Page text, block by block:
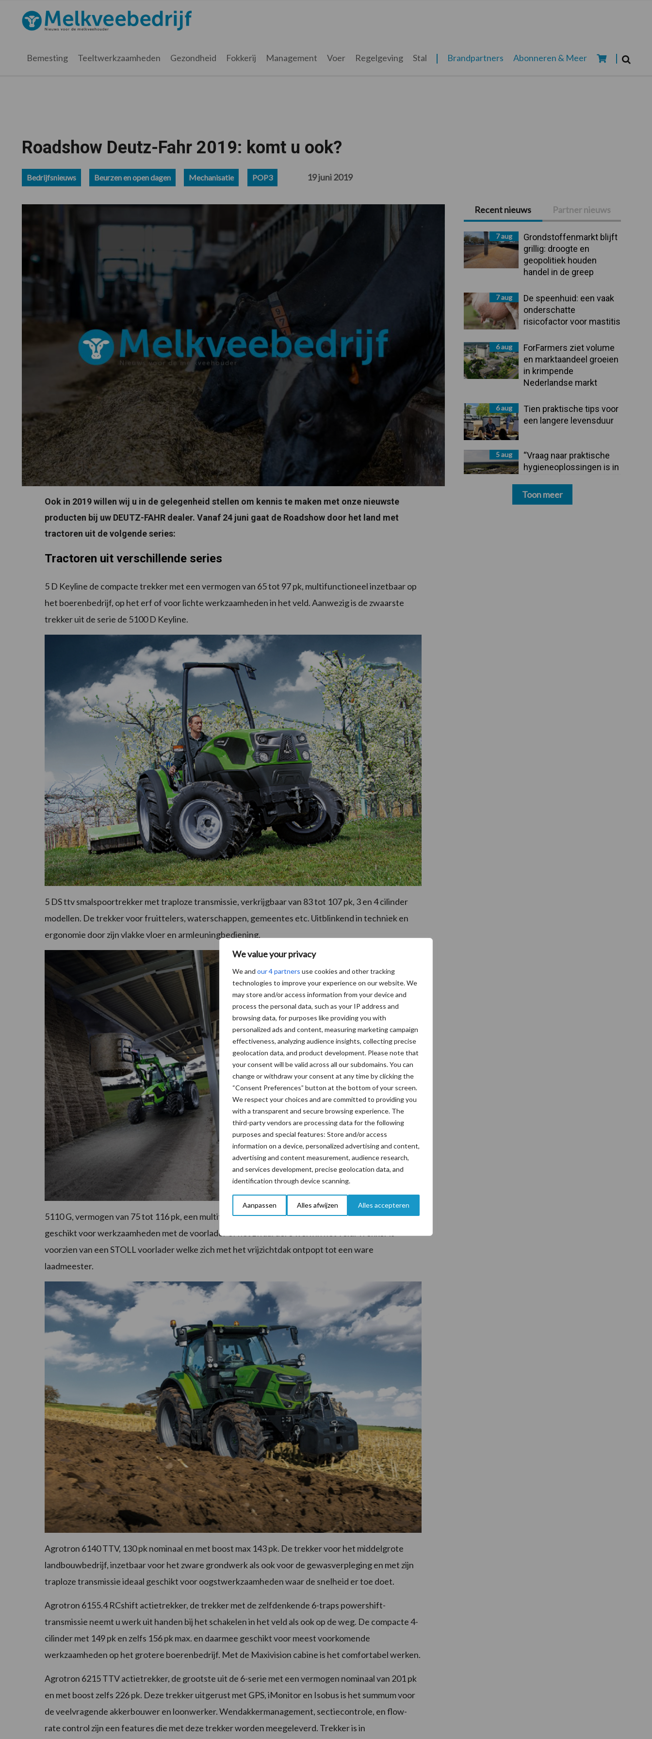
We value your privacy
We and our 4 partners use cookies and other tracking
technologies to improve your experience on our website. We
may store and/or access information from your device and
process the personal data, such as your IP address and
browsing data, for purposes like providing you with
personalized ads and content, measuring marketing campaign
effectiveness, analyzing audience insights, collecting precise
geolocation data, and product development. Please note that
your consent will be valid across all our subdomains. You can
change or withdraw your consent at any time by clicking the
“Consent Preferences” button at the bottom of your screen.
We respect your choices and are committed to providing you
with a transparent and secure browsing experience. The
third-party vendors are processing data for the following
purposes and special features: Store and/or access
information on a device, personalized advertising and content,
advertising and content measurement, audience research,
and services development, precise geolocation data, and
identification through device scanning.
Aanpassen Alles afwijzen Alles accepteren
hoofdnavigatie
hoofd
eerste
voettekst
Melkveebedrijf.nl
Bemesting Teeltwerkzaamheden Gezondheid Fokkerij Management Voer Regelgeving Stal Brandpartners Abonneren & Meer
Roadshow Deutz-Fahr 2019: komt u ook?
Bedrijfsnieuws Beurzen en open dagen Mechanisatie POP3 19 juni 2019
Ook in 2019 willen wij u in de gelegenheid stellen om kennis te maken met onze nieuwste
producten bij uw DEUTZ-FAHR dealer. Vanaf 24 juni gaat de Roadshow door het land met
tractoren uit de volgende series:
Tractoren uit verschillende series
5 D Keyline de compacte trekker met een vermogen van 65 tot 97 pk, multifunctioneel inzetbaar op
het boerenbedrijf, op het erf of voor lichte werkzaamheden in het veld. Aanwezig is de zwaarste
trekker uit de serie de 5100 D Keyline.
5 DS ttv smalspoortrekker met traploze transmissie, verkrijgbaar van 83 tot 107 pk, 3 en 4 cilinder
modellen. De trekker voor fruittelers, waterschappen, gemeentes etc. Uitblinkend in techniek en
ergonomie door zijn vlakke vloer en armleuningbediening.
5110 G, vermogen van 75 tot 116 pk, een multifunctionele trekker voor het agrarische bedrijf
geschikt voor werkzaamheden met de voorlader of het zwaardere werk in het veld. Trekker is
voorzien van een STOLL voorlader welke zich met het vrijzichtdak ontpopt tot een ware
laadmeester.
Agrotron 6140 TTV, 130 pk nominaal en met boost max 143 pk. De trekker voor het middelgrote
landbouwbedrijf, inzetbaar voor het zware grondwerk als ook voor de gewasverpleging en met zijn
traploze transmissie ideaal geschikt voor oogstwerkzaamheden waar de snelheid er toe doet.
Agrotron 6155.4 RCshift actietrekker, de trekker met de zelfdenkende 6-traps powershift-
transmissie neemt u werk uit handen bij het schakelen in het veld als ook op de weg. De compacte 4-
cilinder met 149 pk en zelfs 156 pk max. en daarmee geschikt voor meest voorkomende
werkzaamheden op het grotere boerenbedrijf. Met de Maxivision cabine is het comfortabel werken.
Agrotron 6215 TTV actietrekker, de grootste uit de 6-serie met een vermogen nominaal van 201 pk
en met boost zelfs 226 pk. Deze trekker uitgerust met GPS, iMonitor en Isobus is het summum voor
de veelvragende akkerbouwer en loonwerker. Wendakkermanagement, sectiecontrole, en flow-
rate control zijn een features die met deze trekker worden meegeleverd. Trekker is in
Primaire
Sidebar
Recent nieuws Partner nieuws
7 aug
Grondstoffenmarkt blijft
grillig: droogte en
geopolitiek houden
handel in de greep
7 aug
De speenhuid: een vaak
onderschatte
risicofactor voor mastitis
6 aug
ForFarmers ziet volume
en marktaandeel groeien
in krimpende
Nederlandse markt
6 aug
Tien praktische tips voor
een langere levensduur
5 aug
“Vraag naar praktische
hygieneoplossingen is in
Toon meer